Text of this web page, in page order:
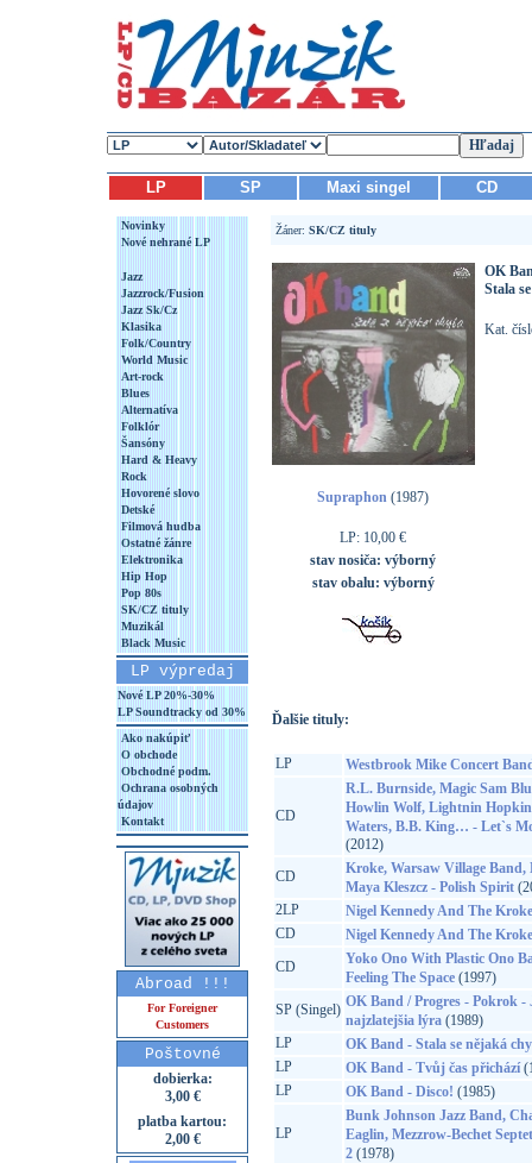
LP SP Maxi singel CD
Novinky
Nové nehrané LP
Jazz
Jazzrock/Fusion
Jazz Sk/Cz
Klasika
Folk/Country
World Music
Art-rock
Blues
Alternatíva
Folklór
Šansóny
Hard & Heavy
Rock
Hovorené slovo
Detské
Filmová hudba
Ostatné žánre
Elektronika
Hip Hop
Pop 80s
SK/CZ tituly
Muzikál
Black Music
LP výpredaj
Nové LP 20%-30%
LP Soundtracky od 30%
Ako nakúpiť
O obchode
Obchodné podm.
Ochrana osobných
údajov
Kontakt
Abroad !!!
For Foreigner
Customers
Poštovné
dobierka:
3,00 €
platba kartou:
2,00 €
Žáner: SK/CZ tituly
Supraphon (1987)
LP: 10,00 €
stav nosiča: výborný
stav obalu: výborný
OK
Stala
Kat.
Ďalšie tituly:
LP Westbrook Mike Concert
CD
R.L. Burnside, Magic Sam
Howlin Wolf, Lightnin
Waters, B.B. King… - Let`s
(2012)
CD
Kroke, Warsaw Village
Maya Kleszcz - Polish Spirit
2LP
Nigel Kennedy And The
CD
Nigel Kennedy And The
CD
Yoko Ono With Plastic Ono
Feeling The Space(1997)
SP (Singel) OK Band / Progres - Pokrok -
najzlatejšia lýra(1989)
LP
OK Band - Stala se nějaká
LP
OK Band - Tvůj čas přichází
LP
OK Band - Disco! (1985)
LP
Bunk Johnson Jazz Band,
Eaglin, Mezzrow-Bechet
2(1978)